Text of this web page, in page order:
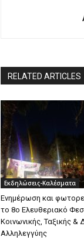
RELATED ARTICLES
Εκδηλώσεις-Καλέσματα
Ενημέρωση και
το 8ο Ελευθεριακό
Κοινωνικής, Ταξικής &
Αλληλεγγύης